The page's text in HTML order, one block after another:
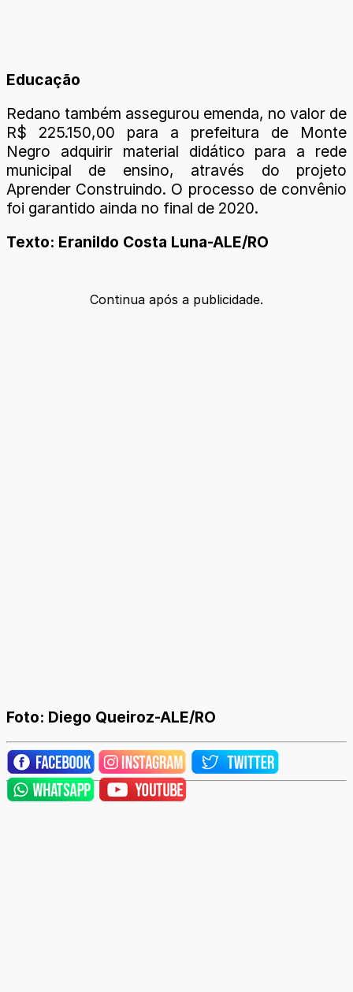
Educação
Redano também assegurou emenda, no valor de
R$ 225.150,00 para a prefeitura de Monte
Negro adquirir material didático para a rede
municipal de ensino, através do projeto
Aprender Construindo. O processo de convênio
foi garantido ainda no final de 2020.
Texto: Eranildo Costa Luna-ALE/RO
Continua após a publicidade.
Foto: Diego Queiroz-ALE/RO